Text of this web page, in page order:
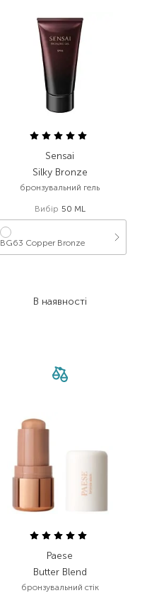
Sensai
Silky Bronze
бронзувальний гель
Вибір 50 ML
BG63 Copper Bronze
В наявності
Paese
Butter Blend
бронзувальний стік